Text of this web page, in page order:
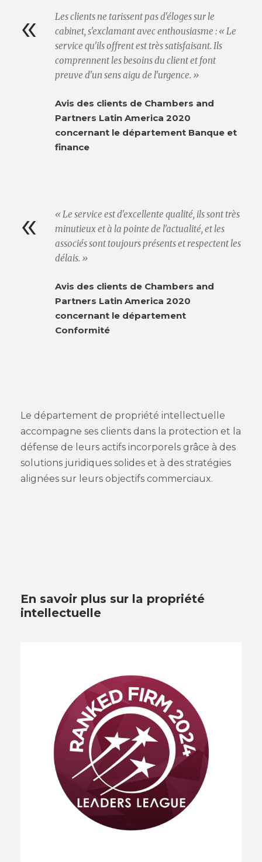
«
Les clients ne tarissent pas d'éloges sur le
cabinet, s'exclamant avec enthousiasme : « Le
service qu'ils offrent est très satisfaisant. Ils
comprennent les besoins du client et font
preuve d'un sens aigu de l'urgence. »
Avis des clients de Chambers and
Partners Latin America 2020
concernant le département Banque et
finance
«
« Le service est d'excellente qualité, ils sont très
minutieux et à la pointe de l'actualité, et les
associés sont toujours présents et respectent les
délais. »
Avis des clients de Chambers and
Partners Latin America 2020
concernant le département
Conformité
Le département de propriété intellectuelle
accompagne ses clients dans la protection et la
défense de leurs actifs incorporels grâce à des
solutions juridiques solides et à des stratégies
alignées sur leurs objectifs commerciaux.
En savoir plus sur la propriété
intellectuelle